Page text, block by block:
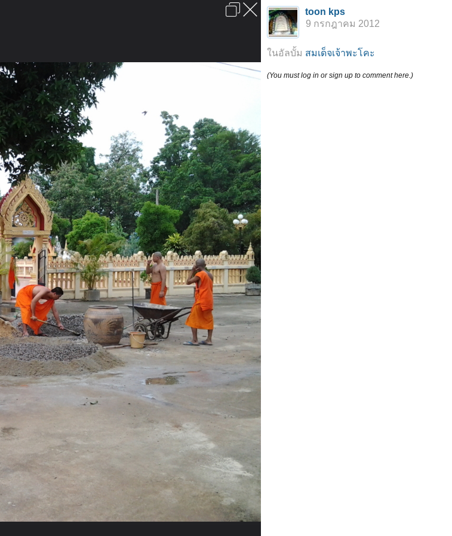
สมาชิก ห้องสนทนา
ลงโฆษณา ติดต่อเรา ช่วยเหลือ
toon kps
9 กรกฎาคม 2012
ในอัลบั้ม สมเด็จเจ้าพะโคะ
(You must log in or sign up to comment here.)